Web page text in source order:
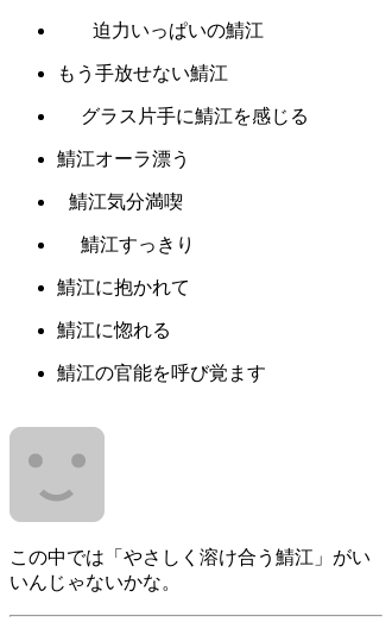
迫力いっぱいの鯖江
もう手放せない鯖江
グラス片手に鯖江を感じる
鯖江オーラ漂う
鯖江気分満喫
鯖江すっきり
鯖江に抱かれて
鯖江に惚れる
鯖江の官能を呼び覚ます
この中では「やさしく溶け合う鯖江」がい
いんじゃないかな。